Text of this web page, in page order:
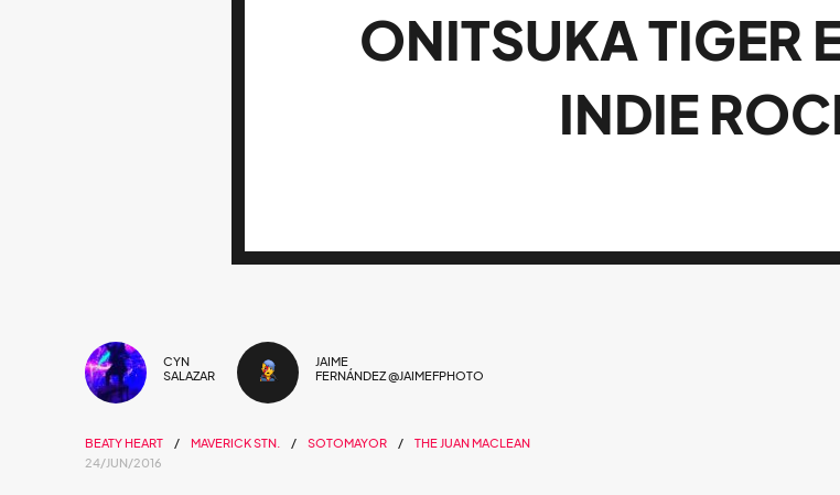
ONITSUKA TIGER
INDIE
CYN
SALAZAR
JAIME
FERNÁNDEZ @JAIMEFPHOTO
BEATY HEART MAVERICK STN. SOTOMAYOR
THE JUAN MACLEAN
24/JUN/2016